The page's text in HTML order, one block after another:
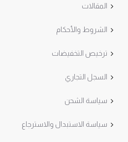
المقالات
الشروط والأحكام
ترخيص التخفيضات
السجل التجاري
سياسة الشحن
سياسة الاستبدال والاسترجاع